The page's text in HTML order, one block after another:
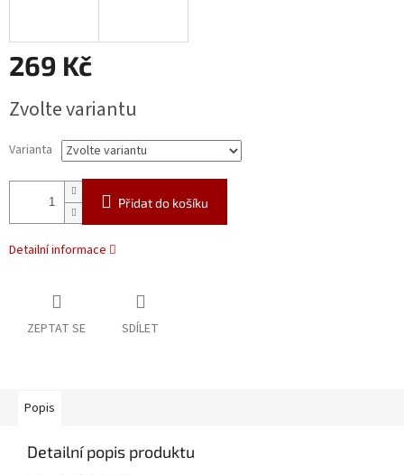
269 Kč
cena:
Zvolte variantu
Varianta
Přidat do košíku
Detailní informace
ZEPTAT SE SDÍLET
Popis
Detailní popis produktu